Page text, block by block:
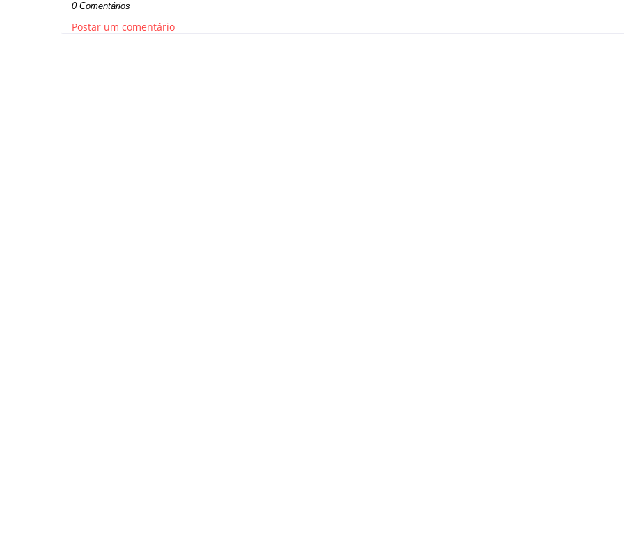
0 Comentários
Postar um comentário